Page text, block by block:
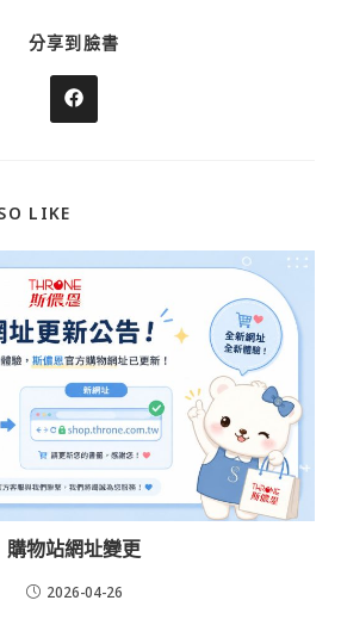
分享到臉書
Opens
in
LIKE
購物站網址變更
2026-04-26